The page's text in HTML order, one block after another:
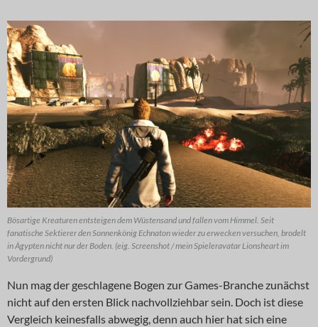
Bösartige Kreaturen entsteigen dem Wüstensand und fallen vom Himmel. Seit
fanatische Sektierer den Sonnenkönig Echnaton wieder zu erwecken versuchen, brodelt
in Ägypten nicht nur der Boden. (eig. Screenshot / mein Spieleravatar Lionsheart im
Vordergrund)
Nun mag der geschlagene Bogen zur Games-Branche zunächst
nicht auf den ersten Blick nachvollziehbar sein. Doch ist diese
Vergleich keinesfalls abwegig, denn auch hier hat sich eine